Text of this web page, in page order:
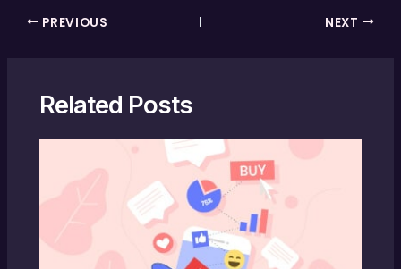
PREVIOUS NEXT
Related Posts